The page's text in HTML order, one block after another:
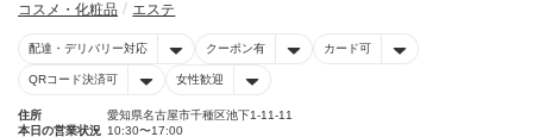
コスメ・化粧品 エステ
配達・デリバリー対応 クーポン有 カード可
QRコード決済可 女性歓迎
住所
愛知県名古屋市千種区池下1-11-11
本日の営業状況 10:30〜17:00